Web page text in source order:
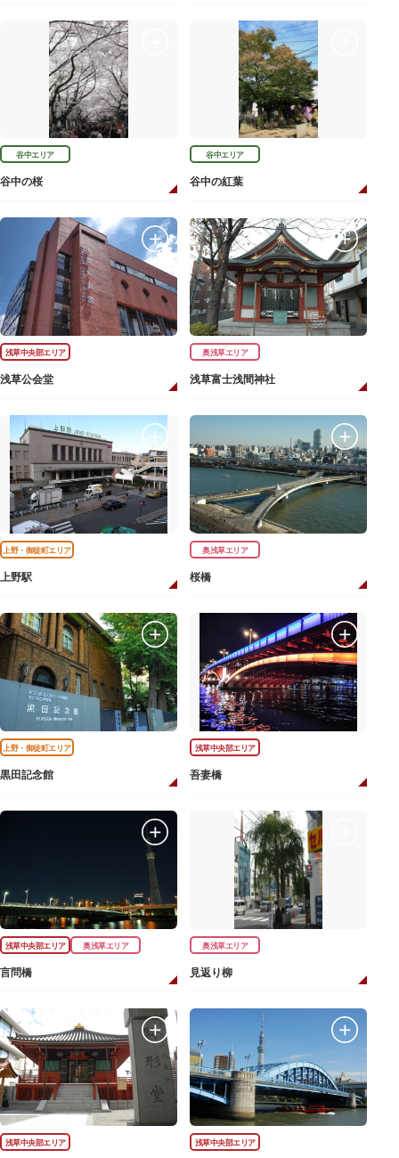
谷中エリア
谷中の桜
谷中エリア
谷中の紅葉
浅草中央部エリア
浅草公会堂
奥浅草エリア
浅草富士浅間神社
上野・御徒町エリア
上野駅
奥浅草エリア
桜橋
上野・御徒町エリア
黒田記念館
浅草中央部エリア
吾妻橋
浅草中央部エリア 奥浅草エリア
言問橋
奥浅草エリア
見返り柳
浅草中央部エリア 浅草中央部エリア